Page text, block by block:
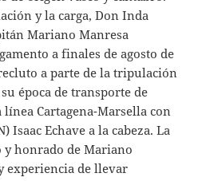
y la carga, Don Inda
Mariano Manresa
a finales de agosto de
a parte de la tripulación
época de transporte de
Cartagena-Marsella con
Isaac Echave a la cabeza. La
y honrado de Mariano
experiencia de llevar